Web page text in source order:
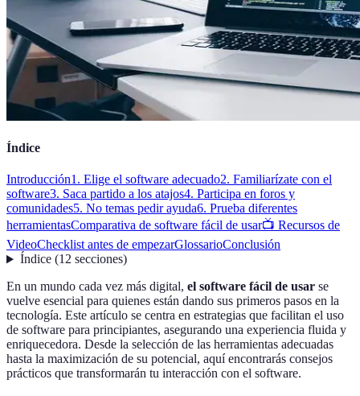
Índice
Introducción1. Elige el software adecuado2. Familiarízate con el
software3. Saca partido a los atajos4. Participa en foros y
comunidades5. No temas pedir ayuda6. Prueba diferentes
herramientasComparativa de software fácil de usar📺 Recursos de
VideoChecklist antes de empezarGlossarioConclusión
Índice(12 secciones)
En un mundo cada vez más digital, el software fácil de usar se
vuelve esencial para quienes están dando sus primeros pasos en la
tecnología. Este artículo se centra en estrategias que facilitan el uso
de software para principiantes, asegurando una experiencia fluida y
enriquecedora. Desde la selección de las herramientas adecuadas
hasta la maximización de su potencial, aquí encontrarás consejos
prácticos que transformarán tu interacción con el software.